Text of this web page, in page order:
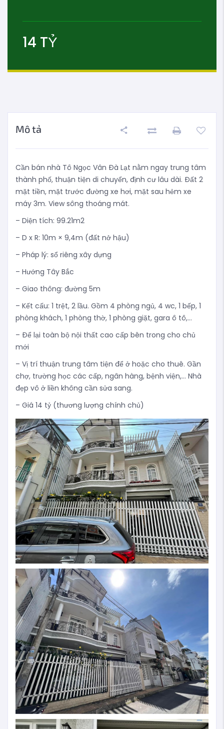
14 TỶ
Mô tả
Cần bán nhà Tô Ngọc Vân Đà Lạt nằm ngay trung tâm
thành phố, thuận tiện di chuyển, định cư lâu dài. Đất 2
mặt tiền, mặt trước đường xe hơi, mặt sau hẻm xe
máy 3m. View sông thoáng mát.
– Diện tích: 99.21m2
– D x R: 10m × 9,4m (đất nở hậu)
– Pháp lý: sổ riêng xây dựng
– Hướng Tây Bắc
– Giao thông: đường 5m
– Kết cấu: 1 trệt, 2 lầu. Gồm 4 phòng ngủ, 4 wc, 1 bếp, 1
phòng khách, 1 phòng thờ, 1 phòng giặt, gara ô tô,…
– Để lại toàn bộ nội thất cao cấp bên trong cho chủ
mới
– Vị trí thuận trung tâm tiện để ở hoặc cho thuê. Gần
chợ, trường học các cấp, ngân hàng, bệnh viện,… Nhà
đẹp vô ở liền không cần sửa sang.
– Giá 14 tỷ (thương lượng chính chủ)